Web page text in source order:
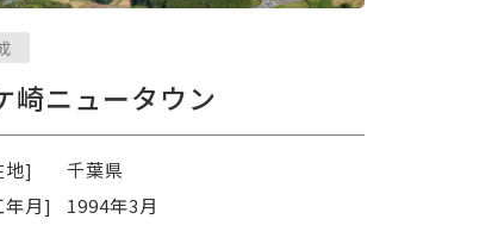
崎ニュータウン
地]
千葉県
月]
1994年3月